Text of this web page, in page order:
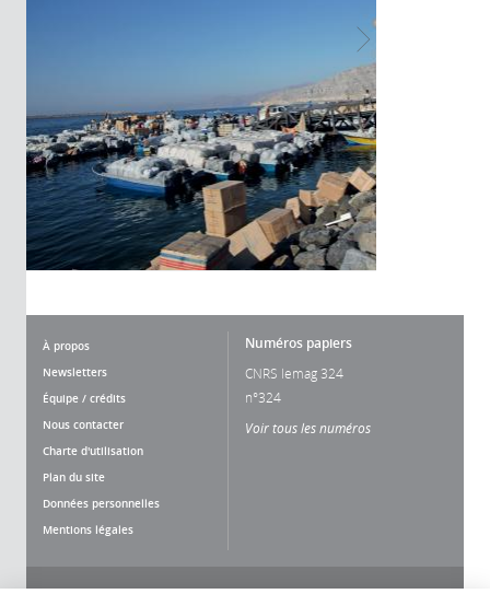
À propos
Newsletters
Équipe / crédits
Nous contacter
Charte d'utilisation
Plan du site
Données personnelles
Mentions légales
Numéros papiers
CNRS lemag 324
n°324
Voir tous les numéros